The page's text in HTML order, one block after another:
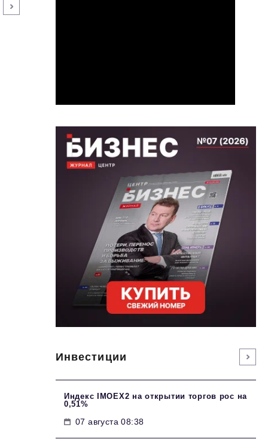
Инвестиции
Индекс IMOEX2 на открытии торгов рос на
0,51%
07 августа 08:38